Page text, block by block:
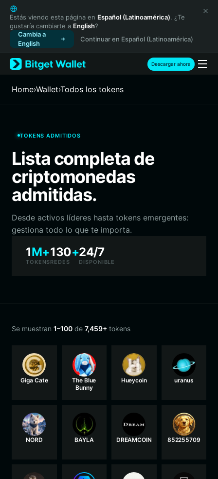
English
日本語
Tiếng Việt
Русский
Español (Latinoamérica)
Türkçe
Français
Português (Portugal)
ภาษาไทย
Español
Português (Brasil)
Español (Argentina)
Estás viendo esta página en Español (Latinoamérica). ¿Te
gustaría cambiarte a English?
Cambia a
English
Continuar en Español (Latinoamérica)
Descargar ahora
Home›Wallet›Todos los tokens
TOKENS ADMITIDOS
Lista completa de
criptomonedas
admitidas.
Desde activos líderes hasta tokens emergentes:
gestiona todo lo que te importa.
1M+
TOKENS
130+
REDES
24/7
DISPONIBLE
Se muestran 1–100 de 7,459+ tokens
Giga Cate
The Blue
Bunny
Hueycoin uranus
NORD BAYLA DREAMCOIN 852255709